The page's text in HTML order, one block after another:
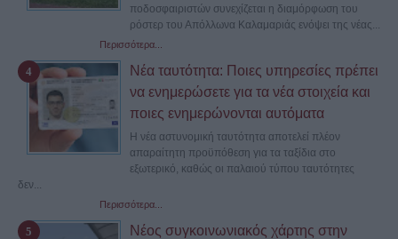
ποδοσφαιριστών συνεχίζεται η διαμόρφωση του
ρόστερ του Απόλλωνα Καλαμαριάς ενόψει της νέας...
Περισσότερα...
Νέα ταυτότητα: Ποιες υπηρεσίες πρέπει
να ενημερώσετε για τα νέα στοιχεία και
ποιες ενημερώνονται αυτόματα
Η νέα αστυνομική ταυτότητα αποτελεί πλέον
απαραίτητη προϋπόθεση για τα ταξίδια στο
εξωτερικό, καθώς οι παλαιού τύπου ταυτότητες
δεν...
Περισσότερα...
Νέος συγκοινωνιακός χάρτης στην